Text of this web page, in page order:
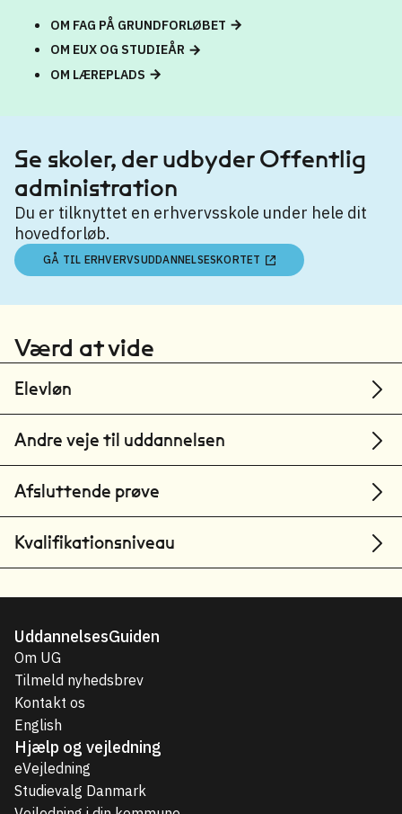
OM FAG PÅ GRUNDFORLØBET
OM EUX OG STUDIEÅR
OM LÆREPLADS
Se skoler, der udbyder Offentlig
administration
Du er tilknyttet en erhvervsskole under hele dit
hovedforløb.
GÅ TIL ERHVERVSUDDANNELSESKORTET
Værd at vide
Elevløn
Andre veje til uddannelsen
Afsluttende prøve
Kvalifikationsniveau
UddannelsesGuiden
Om UG
Tilmeld nyhedsbrev
Kontakt os
English
Hjælp og vejledning
eVejledning
Studievalg Danmark